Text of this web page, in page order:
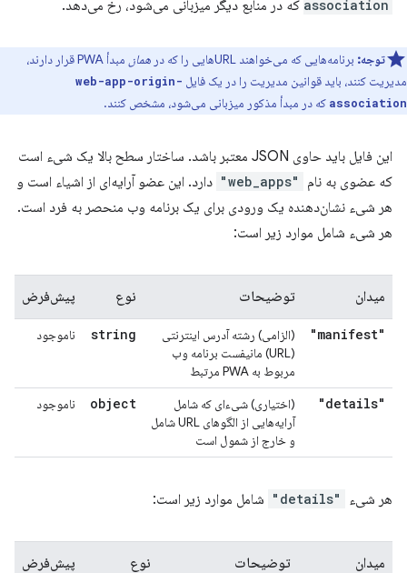
association که در منابع دیگر میزبانی می‌شود، رخ می‌دهد.
توجه: برنامه‌هایی که می‌خواهند URLهایی را که در همان
مبدأ PWA قرار دارند،
مدیریت کنند، باید قوانین مدیریت را در یک فایل web-app-origin-
association که در مبدأ مذکور میزبانی می‌شود، مشخص کنند.
این فایل باید حاوی JSON معتبر باشد. ساختار سطح بالا یک شیء است
که عضوی به نام
"web_apps"
دارد. این عضو آرایه‌ای از اشیاء است و
هر شیء نشان‌دهنده یک ورودی برای یک برنامه وب منحصر به فرد است.
هر شیء شامل موارد زیر است:
میدان توضیحات نوع پیش‌فرض
"manifest"
(الزامی) رشته آدرس اینترنتی
(URL) مانیفست برنامه وب
مربوط به PWA مرتبط
string ناموجود
"details"
(اختیاری) شیء‌ای که شامل
آرایه‌هایی از الگوهای URL شامل
و خارج از شمول است
object ناموجود
هر شیء "details" شامل موارد زیر است:
میدان توضیحات نوع پیش‌فرض